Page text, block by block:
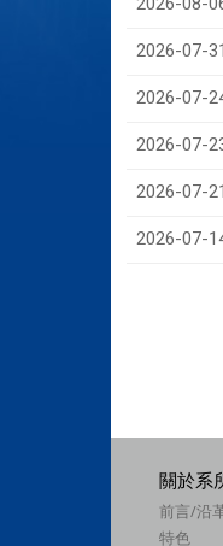
2026-07-31
2026-07-
2026-07-
2026-07-21
2026-07-
關於系
前言/沿
特色